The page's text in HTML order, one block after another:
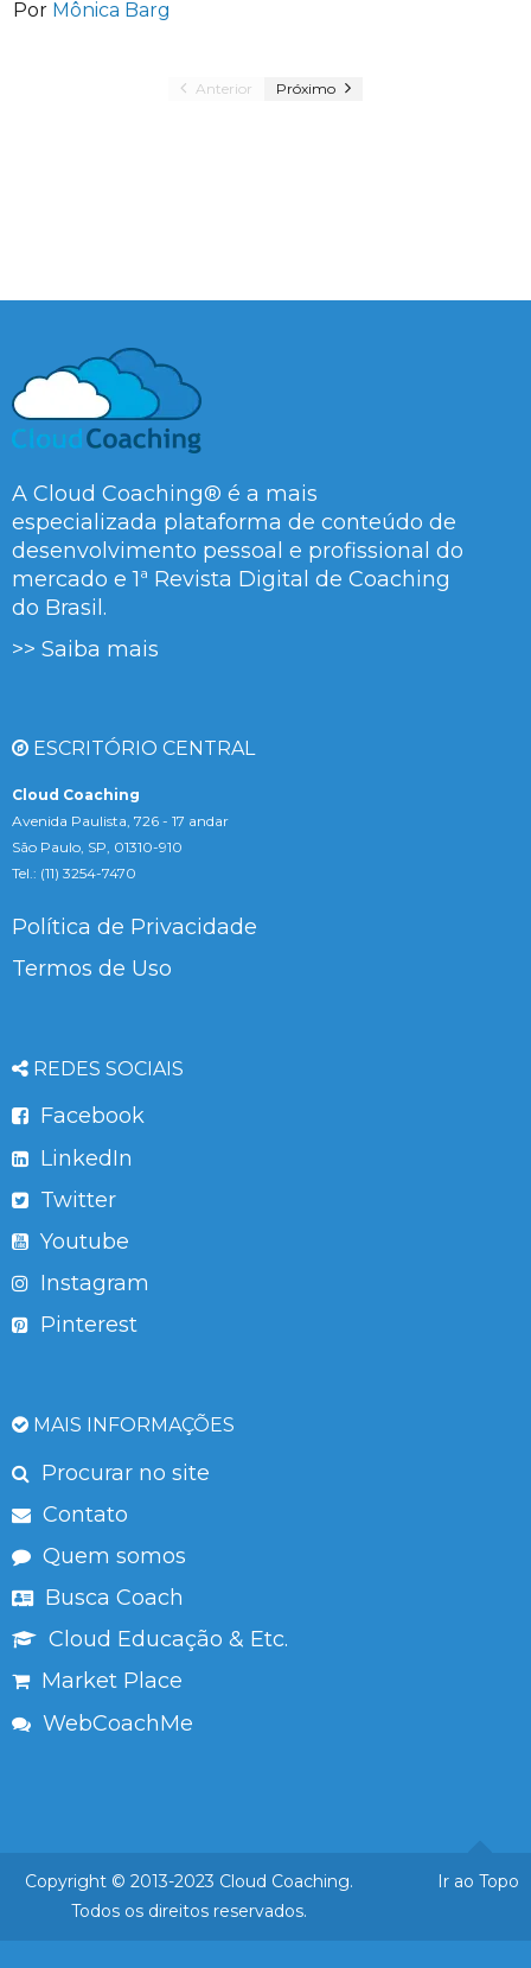
Por Mônica Barg
Anterior Próximo
A Cloud Coaching® é a mais
especializada plataforma de conteúdo de
desenvolvimento pessoal e profissional do
mercado e 1ª Revista Digital de Coaching
do Brasil.
>> Saiba mais
ESCRITÓRIO CENTRAL
Cloud Coaching
Avenida Paulista, 726 - 17 andar
São Paulo, SP, 01310-910
Tel.: (11) 3254-7470
Política de Privacidade
Termos de Uso
REDES SOCIAIS
Facebook
LinkedIn
Twitter
Youtube
Instagram
Pinterest
MAIS INFORMAÇÕES
Procurar no site
Contato
Quem somos
Busca Coach
Cloud Educação & Etc.
Market Place
WebCoachMe
Ir ao Topo
Copyright © 2013-2023 Cloud Coaching.
Todos os direitos reservados.